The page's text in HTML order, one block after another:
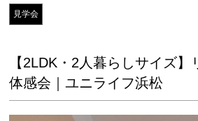
見学会
【2LDK・2人暮らしサイズ
体感会｜ユニライフ浜松